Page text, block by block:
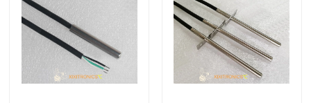
Producten
NTC-Temperatuursensor